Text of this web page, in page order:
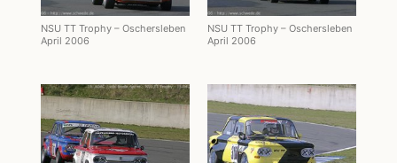
NSU TT Trophy – Oschersleben
April 2006
NSU TT Trophy – Oschersleben
April 2006